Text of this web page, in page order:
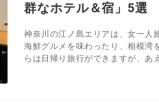
群なホテル＆宿」5選
神奈川の江ノ島エリアは、女一人
海鮮グルメを味わったり、相模湾
らは日帰り旅行ができますが、あ